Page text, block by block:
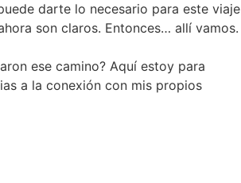
darte lo necesario para este viaje
son claros. Entonces… allí vamos.
ese camino? Aquí estoy para
a la conexión con mis propios